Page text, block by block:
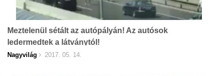
Meztelenül sétált az autópályán! Az autósok
ledermedtek a látványtól!
Nagyvilág 2017. 05. 14.